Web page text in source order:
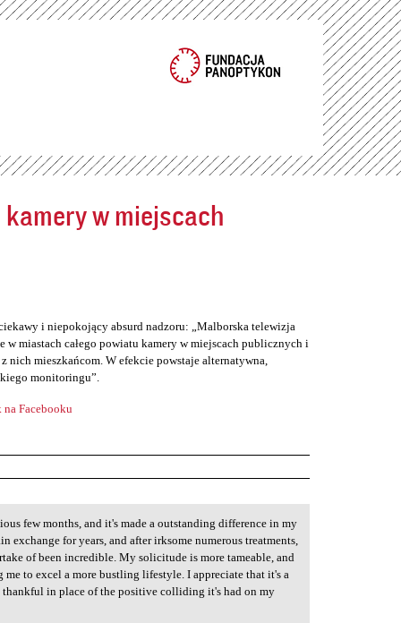
w miejscach
i niepokojący absurd nadzoru: „Malborska telewizja
w miastach całego powiatu kamery w miejscach publicznych i
nich mieszkańcom. W efekcie powstaje alternatywna,
monitoringu”.
Facebooku
few months, and it's made a outstanding difference in my
exchange for years, and after irksome numerous treatments,
of been incredible. My solicitude is more tameable, and
to excel a more bustling lifestyle. I appreciate that it's a
in place of the positive colliding it's had on my